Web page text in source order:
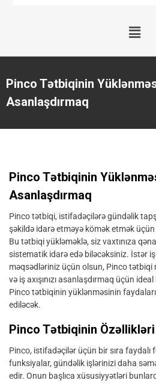
Pinco Tətbiqinin
Asanlaşdırmaq
Pinco Tətbiqinin
Asanlaşdırmaq
Pinco tətbiqi, istifadəçilərə gündəlik
şəkildə idarə etməyə kömək etmək
Bu tətbiqi yükləməklə, siz vaxtınıza
sistematik idarə edə biləcəksiniz. İstər
məqsədləriniz üçün olsun, Pinco tətbiqi
və iş axışınızı asanlaşdırmaq üçün
Pinco tətbiqinin yüklənməsinin
ediləcək.
Pinco Tətbiqinin Özəllikləri
Pinco, istifadəçilər üçün bir sıra
funksiyalar, gündəlik işlərinizi daha
edir. Onun başlıca xüsusiyyətləri